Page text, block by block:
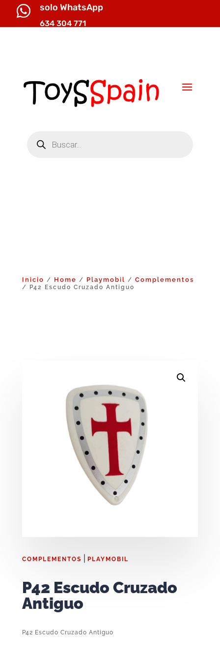
 solo WhatsApp
634 304 771
productos
Inicio / Home / Playmobil / Complementos
/ P42 Escudo Cruzado Antiguo
COMPLEMENTOS PLAYMOBIL
P42 Escudo Cruzado
Antiguo
P42 Escudo Cruzado Antiguo